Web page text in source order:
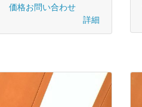
価格お問い合わせ
詳細